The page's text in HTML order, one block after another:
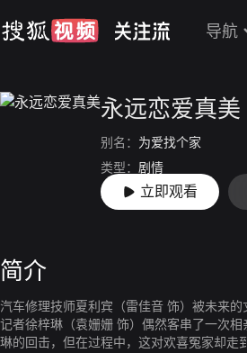
导航
永远恋爱真美
别名： 为爱找个家
类型： 剧情
上映： 2016-04-25
立即观看
简介
汽车修理技师夏利宾（雷佳音 饰）被未来
记者徐梓琳（袁姗姗 饰）偶然客串了一次
琳的回击，但在过程中，这对欢喜冤家却走